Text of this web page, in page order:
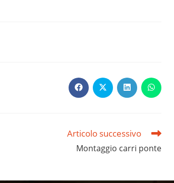
Articolo successivo
Montaggio carri ponte